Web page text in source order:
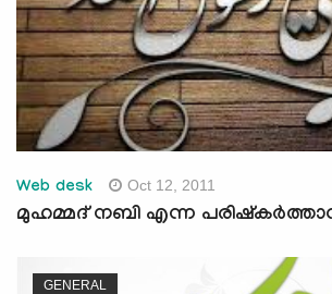
Web desk Oct 12, 2011
മുഹമ്മദ് നബി എന്ന
GENERAL